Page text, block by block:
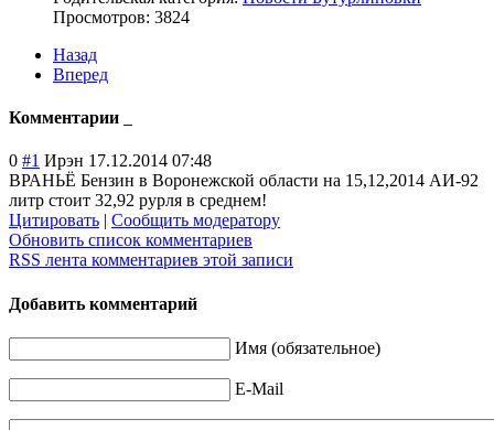
Просмотров: 3824
Назад
Вперед
Комментарии
0 #1 Ирэн 17.12.2014 07:48
ВРАНЬЁ Бензин в Воронежской области на 15,12,2014 АИ-92
литр стоит 32,92 рурля в среднем!
Цитировать | Сообщить модератору
Обновить список комментариев
RSS лента комментариев этой записи
Добавить комментарий
Имя (обязательное)
E-Mail